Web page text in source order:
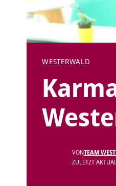
WESTERWALD
ZULETZT
VONTEAM